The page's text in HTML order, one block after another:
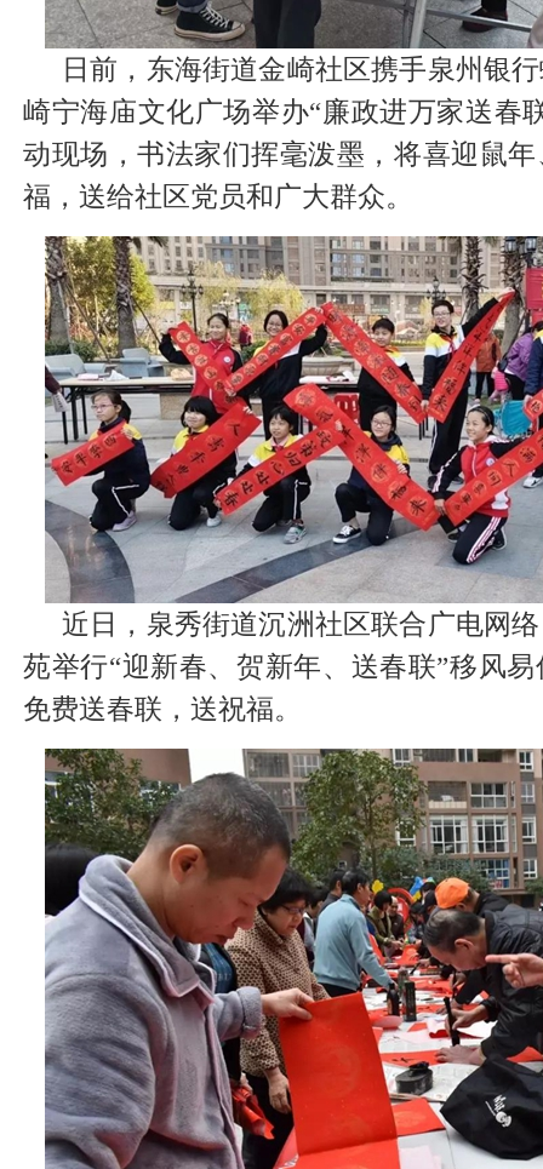
日前，东海街道金崎社区携手泉州银
崎宁海庙文化广场举办“廉政进万家送春
动现场，书法家们挥毫泼墨，将喜迎鼠
福，送给社区党员和广大群众。
近日，泉秀街道沉洲社区联合广电网
苑举行“迎新春、贺新年、送春联”移风
免费送春联，送祝福。